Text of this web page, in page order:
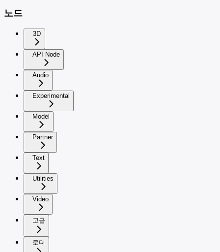
노드
3D
API Node
Audio
Experimental
Model
Partner
Text
Utilities
Video
고급
로더